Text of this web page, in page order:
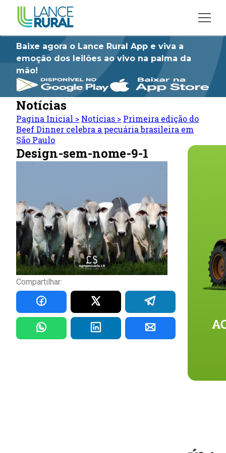
Baixe agora o Lance Rural App e viva a
emoção dos leilões ao vivo na palma da
mão!
Notícias
Pagina Inicial > Notícias > Primeira edição do
Beef Dinner celebra a pecuária brasileira em
São Paulo
Design-sem-nome-9-1
Compartilhar: